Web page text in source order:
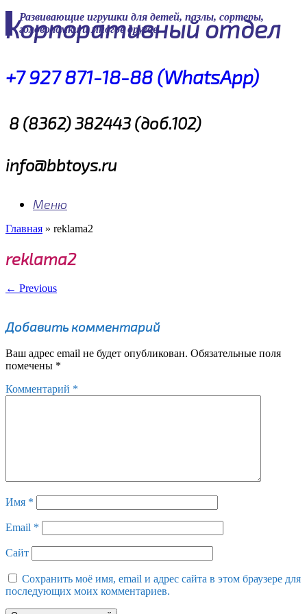
Skip
to
content
Развивающие игрушки для детей, пазлы, сортеры,
головоломки и многое другое
Корпоративный отдел
+7 927 871-18-88 (WhatsApp)
8 (8362) 382443 (доб.102)
info@bbtoys.ru
Меню
Главная » reklama2
reklama2
← Previous
Добавить комментарий
Ваш адрес email не будет опубликован. Обязательные поля
помечены *
Комментарий *
Имя *
Email *
Сайт
Сохранить моё имя, email и адрес сайта в этом браузере для
последующих моих комментариев.